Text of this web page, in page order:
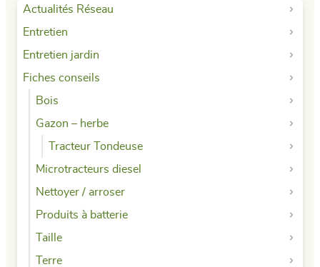
Actualités Réseau
Entretien
Entretien jardin
Fiches conseils
Bois
Gazon – herbe
Tracteur Tondeuse
Microtracteurs diesel
Nettoyer / arroser
Produits à batterie
Taille
Terre